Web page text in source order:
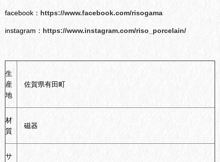
facebook： https://www.facebook.com/risogama
instagram： https://www.instagram.com/riso_porcelain/
生
産
地
佐賀県有田町
材
質
磁器
サ